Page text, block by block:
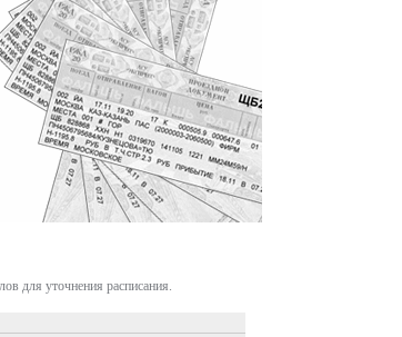
для уточнения расписания.